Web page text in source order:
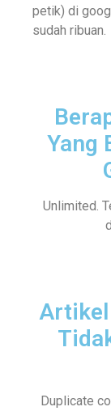
petik) di
sudah ribuan.
Yang
Unlimited.
Artikel
Duplicate